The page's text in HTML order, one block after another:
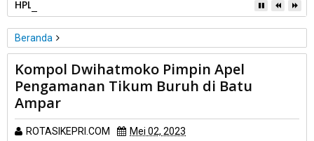
HPL Disorot, PT Sosor Tala Jaya Tolak Perluasan Kampung
Beranda
Unlabelled
Kompol Dwihatmoko Pimpin Apel Pengamanan Tikum Buruh di
Batu Ampar
Kompol Dwihatmoko Pimpin Apel
Pengamanan Tikum Buruh di Batu
Ampar
ROTASIKEPRI.COM Mei 02, 2023